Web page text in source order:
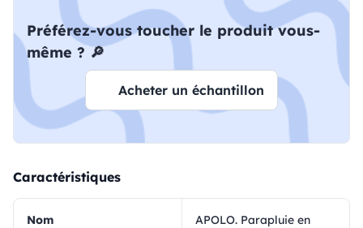
Préférez-vous toucher le produit vous-
même ? 🔎
Acheter un échantillon
Caractéristiques
Nom
APOLO. Parapluie en